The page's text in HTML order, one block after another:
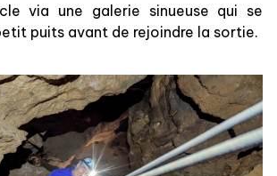
via une galerie sinueuse qui se
puits avant de rejoindre la sortie.